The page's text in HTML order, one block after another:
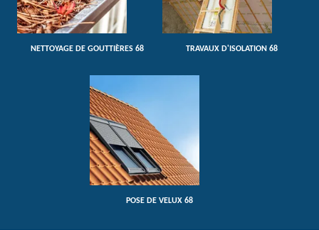
NETTOYAGE DE GOUTTIÈRES 68 TRAVAUX D'ISOLATION 68
POSE DE VELUX 68